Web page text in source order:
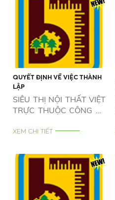
QUYẾT ĐỊNH VỀ VIỆC THÀNH
LẬP
SIÊU THỊ NỘI THẤT VIỆT
TRỰC THUỘC CÔNG TY
BÌNH THUẬN
XEM CHI TIẾT